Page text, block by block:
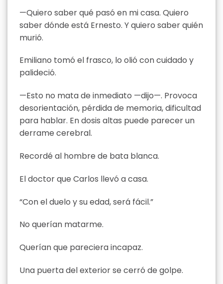
—Quiero saber qué pasó en mi casa. Quiero
saber dónde está Ernesto. Y quiero saber quién
murió.
Emiliano tomó el frasco, lo olió con cuidado y
palideció.
—Esto no mata de inmediato —dijo—. Provoca
desorientación, pérdida de memoria, dificultad
para hablar. En dosis altas puede parecer un
derrame cerebral.
Recordé al hombre de bata blanca.
El doctor que Carlos llevó a casa.
“Con el duelo y su edad, será fácil.”
No querían matarme.
Querían que pareciera incapaz.
Una puerta del exterior se cerró de golpe.